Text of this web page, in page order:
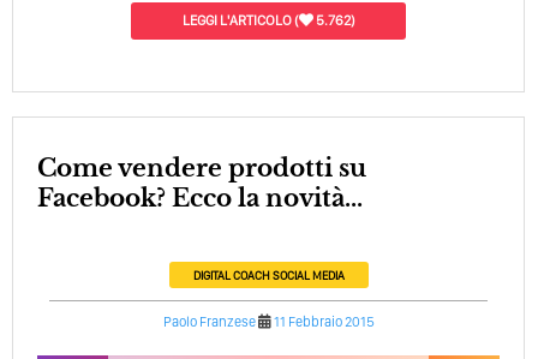
LEGGI L'ARTICOLO( 5.762)
Come vendere prodotti su
Facebook? Ecco la novità...
DIGITAL COACH SOCIAL MEDIA
Paolo Franzese 11 Febbraio 2015